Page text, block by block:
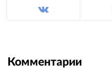
Комментарии